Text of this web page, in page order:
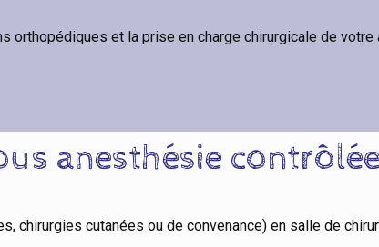
et la prise en charge chirurgicale de votre
anesthésie contrôlée
chirurgies cutanées ou de convenance) en salle de